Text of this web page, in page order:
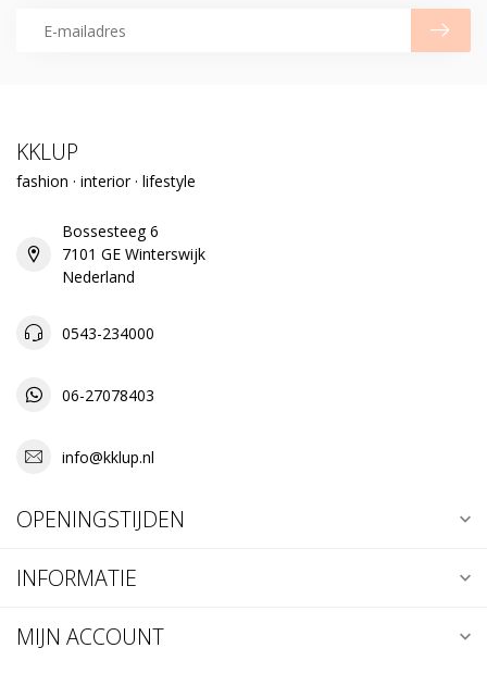
KKLUP
fashion · interior · lifestyle
Bossesteeg 6
7101 GE Winterswijk
Nederland
0543-234000
06-27078403
info@kklup.nl
OPENINGSTIJDEN
INFORMATIE
MIJN ACCOUNT